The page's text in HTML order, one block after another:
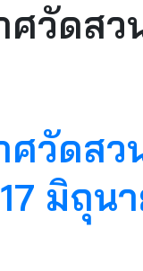
ศวัดสว
ศวัดสว
มิถุน